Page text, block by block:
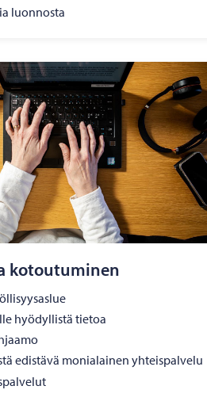
luonnosta
kotoutuminen
hyödyllistä tietoa
edistävä monialainen yhteispalvelu